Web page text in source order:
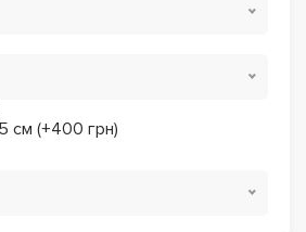
см (+400 грн)